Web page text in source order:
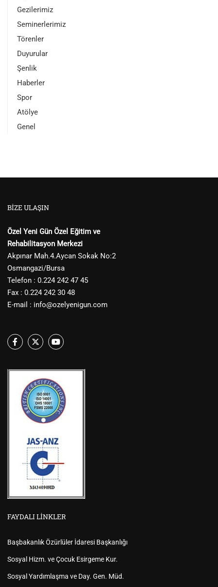
Gezilerimiz
Seminerlerimiz
Törenler
Duyurular
Şenlik
Haberler
Spor
Atölye
Genel
BIZE ULAŞIN
Özel Yeni Gün Özel Eğitim ve
Rehabilitasyon Merkezi
Akpınar Mah.4.Aycan Sokak No:2
Osmangazi/Bursa
Telefon : 0.224 242 47 45
Fax : 0.224 242 30 48
E-mail : info@ozelyenigun.com
FAYDALI LINKLER
Başbakanlık Özürlüler İdaresi Başkanlığı
Sosyal Hizm. ve Çocuk Esirgeme Kur.
Sosyal Yardımlaşma ve Day. Gen. Müd.